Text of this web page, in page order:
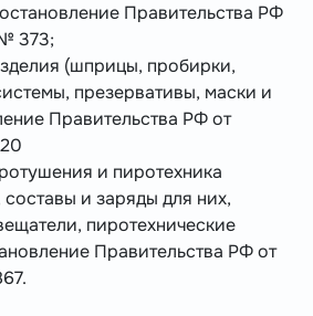
Правительства РФ
373;
(шприцы, пробирки,
презервативы, маски и
Правительства РФ от
и пиротехника
и заряды для них,
пиротехнические
Правительства РФ от